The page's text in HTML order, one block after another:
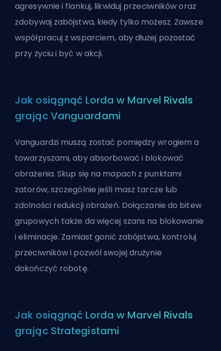
agresywnie i flankuj, likwiduj przeciwników oraz
zdobywaj zabójstwa, kiedy tylko możesz. Zawsze
współpracuj z wsparciem, aby dłużej pozostać
przy życiu i być w akcji.
Jak osiągnąć Lorda w Marvel Rivals
grając Vanguardami
Vanguardzi muszą zostać pomiędzy wrogiem a
towarzyszami, aby absorbować i blokować
obrażenia. Skup się na mapach z punktami
zatorów, szczególnie jeśli masz tarcze lub
zdolności redukcji obrażeń. Dołączanie do bitew
grupowych także da więcej szans na blokowanie
i eliminacje. Zamiast gonić zabójstwa, kontroluj
przeciwników i pozwól swojej drużynie
dokończyć robotę.
Jak osiągnąć Lorda w Marvel Rivals
grając Strategistami